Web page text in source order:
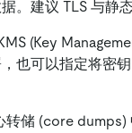
。建议 TLS 与静
(Key
也可以指定将密
转储 (core dumps)